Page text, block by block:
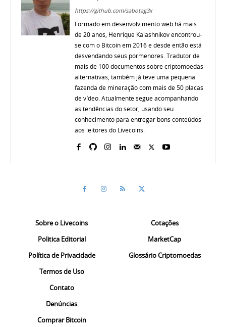
https://github.com/sabotag3x
Formado em desenvolvimento web há mais
de 20 anos, Henrique Kalashnikov encontrou-
se com o Bitcoin em 2016 e desde então está
desvendando seus pormenores. Tradutor de
mais de 100 documentos sobre criptomoedas
alternativas, também já teve uma pequena
fazenda de mineração com mais de 50 placas
de vídeo. Atualmente segue acompanhando
as tendências do setor, usando seu
conhecimento para entregar bons conteúdos
aos leitores do Livecoins.
Sobre o Livecoins
Politica Editorial
Política de Privacidade
Termos de Uso
Contato
Denúncias
Comprar Bitcoin
Cotações
MarketCap
Glossário Criptomoedas